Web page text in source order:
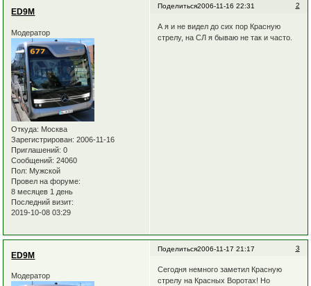
Поделиться 2
2006-11-16 22:31
ED9M
Модератор
Откуда: Москва
Зарегистрирован: 2006-11-16
Приглашений: 0
Сообщений: 24060
Пол: Мужской
Провел на форуме:
8 месяцев 1 день
Последний визит:
2019-10-08 03:29
А я и не видел до сих пор Красную
стрелу, на СЛ я бываю не так и часто.
Поделиться 3
2006-11-17 21:17
ED9M
Модератор
Сегодня немного заметил Красную
стрелу на Красных Воротах! Но